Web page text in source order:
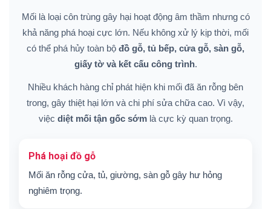
Mối là loại côn trùng gây hại hoạt động âm thầm nhưng có
khả năng phá hoại cực lớn. Nếu không xử lý kịp thời, mối
có thể phá hủy toàn bộ đồ gỗ, tủ bếp, cửa gỗ, sàn gỗ,
giấy tờ và kết cấu công trình.
Nhiều khách hàng chỉ phát hiện khi mối đã ăn rỗng bên
trong, gây thiệt hại lớn và chi phí sửa chữa cao. Vì vậy,
việc diệt mối tận gốc sớmlà cực kỳ quan trọng.
Phá hoại đồ gỗ
Mối ăn rỗng cửa, tủ, giường, sàn gỗ gây hư hỏng
nghiêm trọng.